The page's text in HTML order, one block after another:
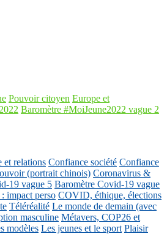
Pouvoir citoyen Europe et
Baromètre #MoiJeune2022 vague 2
et relations Confiance société Confiance
(portrait chinois) Coronavirus &
19 vague 5 Baromètre Covid-19 vague
impact perso COVID, éthique, élections
Téléréalité Le monde de demain (avec
masculine Métavers, COP26 et
modèles Les jeunes et le sport Plaisir